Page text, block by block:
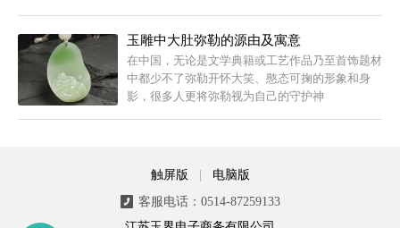
玉雕中大肚弥勒的源由及寓意
在中国，无论是文学典籍或工艺作品乃至首饰题材
中都少不了弥勒开怀大笑、憨态可掬的形象和身
影，很多人更将弥勒视为自己的守护神
触屏版
电脑版
客服电话：0514-87259133